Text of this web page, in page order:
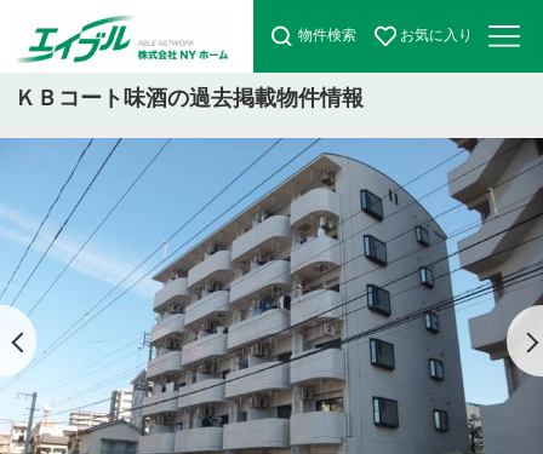
物件検索 お気に入り
ＫＢコート味酒の過去掲載物件情報